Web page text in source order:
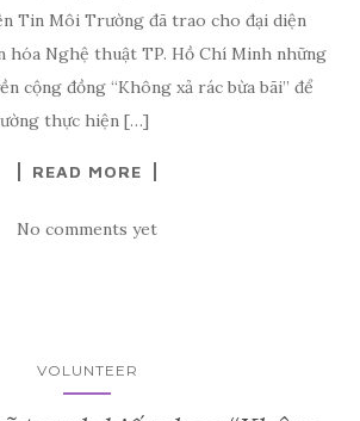
Tin Môi Trường đã trao cho đại diện
hóa Nghệ thuật TP. Hồ Chí Minh những
cộng đồng “Không xả rác bừa bãi” để
thực hiện […]
READ MORE
No comments yet
VOLUNTEER